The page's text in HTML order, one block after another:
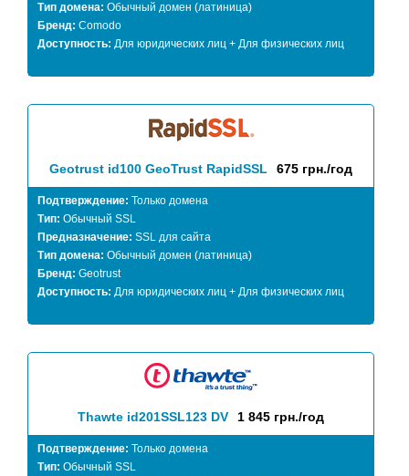
Тип домена: Обычный домен (латиница)
Бренд: Comodo
Доступность: Для юридических лиц + Для физических лиц
Geotrust id100 GeoTrust RapidSSL 675 грн./год
Подтверждение: Только домена
Тип: Обычный SSL
Предназначение: SSL для сайта
Тип домена: Обычный домен (латиница)
Бренд: Geotrust
Доступность: Для юридических лиц + Для физических лиц
Thawte id201SSL123 DV 1 845 грн./год
Подтверждение: Только домена
Тип: Обычный SSL